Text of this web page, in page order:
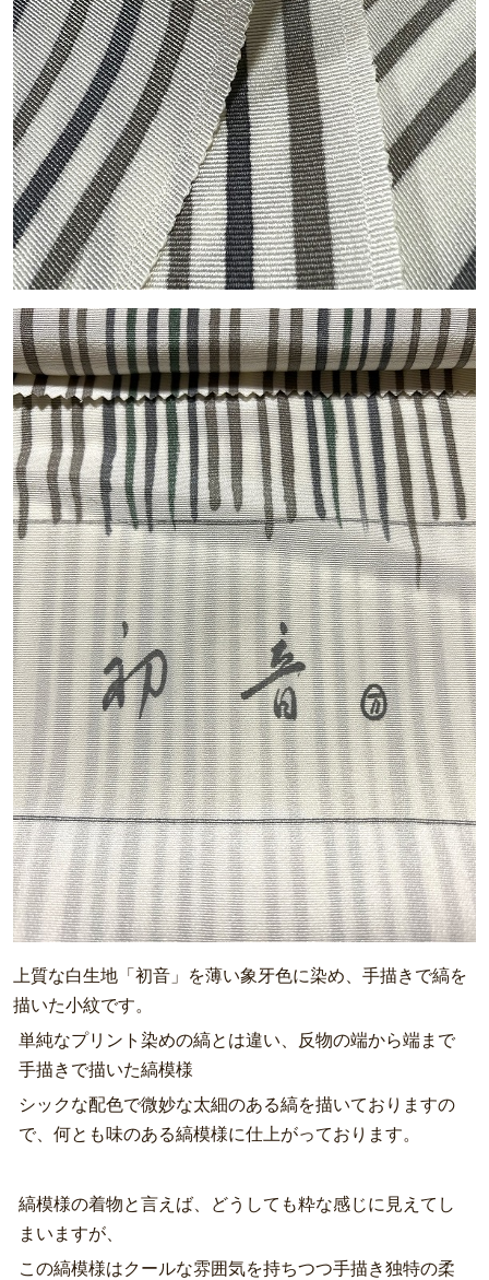
上質な白生地「初音」を薄い象牙色に染め、手描きで縞を
描いた小紋です。
単純なプリント染めの縞とは違い、反物の端から端まで
手描きで描いた縞模様
シックな配色で微妙な太細のある縞を描いておりますの
で、何とも味のある縞模様に仕上がっております。
縞模様の着物と言えば、どうしても粋な感じに見えてし
まいますが、
この縞模様はクールな雰囲気を持ちつつ手描き独特の柔